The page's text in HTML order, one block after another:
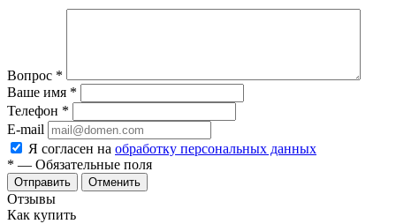
Вопрос *
Ваше имя *
Телефон *
E-mail
Я согласен на обработку персональных данных
* — Обязательные поля
Отменить
Отзывы
Как купить